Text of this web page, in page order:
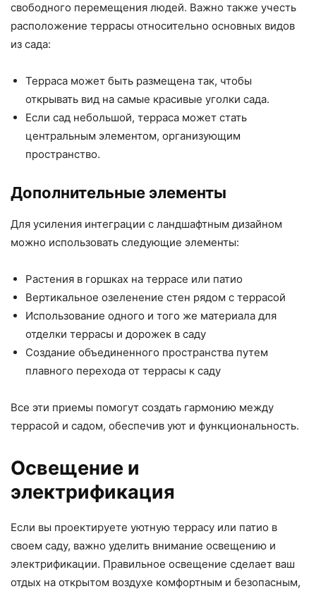
свободного перемещения людей. Важно также учесть
расположение террасы относительно основных видов
из сада:
Терраса может быть размещена так, чтобы
открывать вид на самые красивые уголки сада.
Если сад небольшой, терраса может стать
центральным элементом, организующим
пространство.
Дополнительные элементы
Для усиления интеграции с ландшафтным дизайном
можно использовать следующие элементы:
Растения в горшках на террасе или патио
Вертикальное озеленение стен рядом с террасой
Использование одного и того же материала для
отделки террасы и дорожек в саду
Создание объединенного пространства путем
плавного перехода от террасы к саду
Все эти приемы помогут создать гармонию между
террасой и садом, обеспечив уют и функциональность.
Освещение и
электрификация
Если вы проектируете уютную террасу или патио в
своем саду, важно уделить внимание освещению и
электрификации. Правильное освещение сделает ваш
отдых на открытом воздухе комфортным и безопасным,